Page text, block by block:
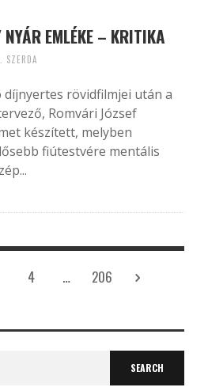
NYÁR EMLÉKE – KRITIKA
díjnyertes rövidfilmjei után a
Romvári József
készített, melyben
fiútestvére mentális
4 … 206